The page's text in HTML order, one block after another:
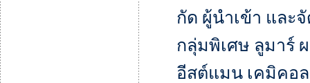
กัด ผู้นําเข้า และ
กลุ่มพิเศษ ลูมาร์
อีสต์แมน เคมิคอ